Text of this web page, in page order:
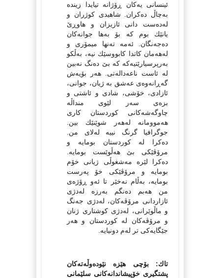
ئینسانی یه‌كان ڕۆژانه‌ تیایدا زینده‌
به‌چاڵ ده‌كران. شاهیدی كوژران و
له‌ده‌ست دانی ئازیزان و هاوڕێ
یانێك بوم كه‌ بۆ به‌ها جوانه‌كان
ده‌جه‌نگان. ئه‌مه‌ ته‌نها میمۆری و
له‌هه‌مان كاتدا كابووسێك نیه‌، به‌ڵكو
به‌رپرسیارێتیه‌كه‌ كه‌ بێ ده‌نگ نه‌بین
له‌ ئاست ناعه‌داله‌تی. هه‌ر بۆیه‌ش
گه‌ڕانه‌وه‌ی عه‌شق به‌ ژیان، جوانی،
ئازادی، خۆشی، شادی و ئاشتی و
بزه‌ی سه‌ر لێوی منداڵه‌
چاوگه‌شه‌كانی كوردستان كاری
هه‌موومانه‌ له‌هه‌ر شوێنێك بین.
جوگرافیا گرنگ نییه‌ له‌لای من.
ده‌كرا له‌ كوردستان بومایه‌ و
مرۆڤێكی بێ هه‌ڵوێست بومایه‌.
ده‌كرا لێره‌ مه‌شغوڵی ژیانی خۆم
بومایه‌ و مرۆڤێكی خۆ په‌رست
بومایه‌، به‌ڵام نه‌خێر تا ئه‌و ڕۆژه‌ی
من هه‌بم ده‌نگم به‌رزه‌ له‌دژی
ئازاردانی مرۆڤه‌كان، له‌دژی جه‌نگ
و ماڵوێرانی، له‌دژی كوشتاری ژنان
و مرۆڤه‌كان له‌ كوردستان و هه‌ر
جێگایه‌كی تر له‌م دونیایه‌.
تاك: بۆچی هێزه‌ نێوده‌وڵه‌ته‌كان
پشتگیری خۆپیشاندانه‌كانی سلێمانی